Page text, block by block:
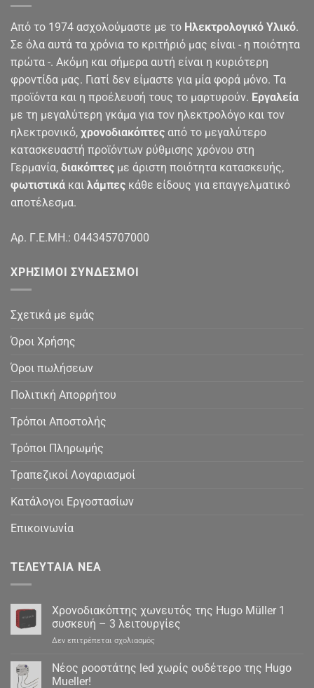
Από το 1974 ασχολούμαστε με το Ηλεκτρολογικό Υλικό.
Σε όλα αυτά τα χρόνια το κριτήριό μας είναι - η ποιότητα
πρώτα -. Ακόμη και σήμερα αυτή είναι η κυριότερη
φροντίδα μας. Γιατί δεν είμαστε για μία φορά μόνο. Τα
προϊόντα και η προέλευσή τους το μαρτυρούν. Εργαλεία
με τη μεγαλύτερη γκάμα για τον ηλεκτρολόγο και τον
ηλεκτρονικό, χρονοδιακόπτες από το μεγαλύτερο
κατασκευαστή προϊόντων ρύθμισης χρόνου στη
Γερμανία, διακόπτες με άριστη ποιότητα κατασκευής,
φωτιστικά και λάμπες κάθε είδους για επαγγελματικό
αποτέλεσμα.
Αρ. Γ.Ε.ΜΗ.: 044345707000
ΧΡΉΣΙΜΟΙ ΣΎΝΔΕΣΜΟΙ
Σχετικά με εμάς
Όροι Χρήσης
Όροι πωλήσεων
Πολιτική Απορρήτου
Τρόποι Αποστολής
Τρόποι Πληρωμής
Τραπεζικοί Λογαριασμοί
Κατάλογοι Εργοστασίων
Επικοινωνία
ΤΕΛΕΥΤΑΊΑ ΝΈΑ
Χρονοδιακόπτης χωνευτός της Hugo Müller 1
συσκευή – 3 λειτουργίες
Δεν επιτρέπεται σχολιασμόςστο
χωνευτός
της
Νέος ροοστάτης led χωρίς ουδέτερο της Hugo
Mueller!